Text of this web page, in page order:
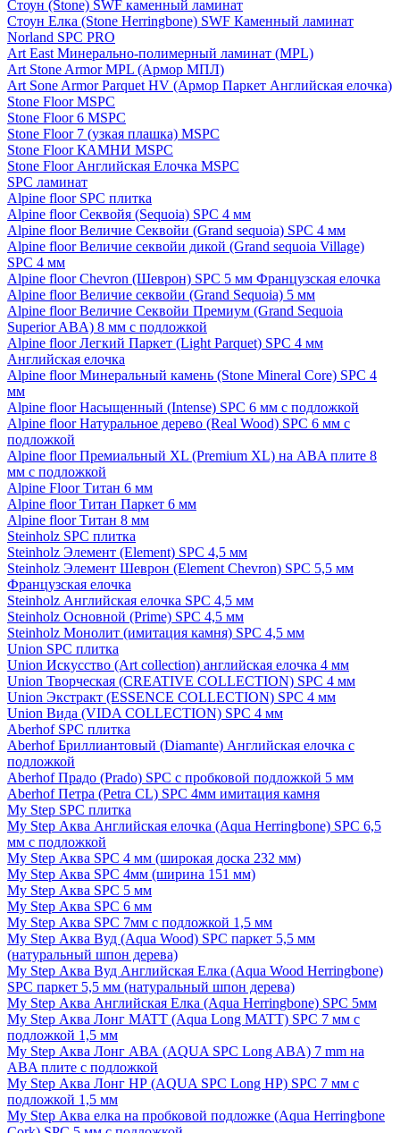
Стоун (Stone) SWF каменный ламинат
Стоун Елка (Stone Herringbone) SWF Каменный ламинат
Norland SPC PRO
Art East Минерально-полимерный ламинат (MPL)
Art Stone Armor MPL (Армор МПЛ)
Art Sone Armor Parquet HV (Армор Паркет Английская елочка)
Stone Floor MSPC
Stone Floor 6 MSPC
Stone Floor 7 (узкая плашка) MSPC
Stone Floor КАМНИ MSPC
Stone Floor Английская Елочка MSPC
SPC ламинат
Alpine floor SPC плитка
Alpine floor Секвойя (Sequoia) SPC 4 мм
Alpine floor Величие Секвойи (Grand sequoia) SPC 4 мм
Alpine floor Величие секвойи дикой (Grand sequoia Village)
SPC 4 мм
Alpine floor Chevron (Шеврон) SPC 5 мм Французская елочка
Alpine floor Величие секвойи (Grand Sequoia) 5 мм
Alpine floor Величие Секвойи Премиум (Grand Sequoia
Superior ABA) 8 мм с подложкой
Alpine floor Легкий Паркет (Light Parquet) SPC 4 мм
Английская елочка
Alpine floor Минеральный камень (Stone Mineral Core) SPC 4
мм
Alpine floor Насыщенный (Intense) SPC 6 мм с подложкой
Alpine floor Натуральное дерево (Real Wood) SPC 6 мм с
подложкой
Alpine floor Премиальный XL (Premium XL) на ABA плите 8
мм с подложкой
Alpine Floor Титан 6 мм
Alpine floor Титан Паркет 6 мм
Alpine floor Титан 8 мм
Steinholz SPC плитка
Steinholz Элемент (Element) SPC 4,5 мм
Steinholz Элемент Шеврон (Element Chevron) SPC 5,5 мм
Французская елочка
Steinholz Английская елочка SPC 4,5 мм
Steinholz Основной (Prime) SPC 4,5 мм
Steinholz Монолит (имитация камня) SPC 4,5 мм
Union SPC плитка
Union Искусство (Art collection) английская елочка 4 мм
Union Творческая (CREATIVE COLLECTION) SPC 4 мм
Union Экстракт (ESSENCE COLLECTION) SPC 4 мм
Union Вида (VIDA COLLECTION) SPC 4 мм
Aberhof SPC плитка
Aberhof Бриллиантовый (Diamante) Английская елочка с
подложкой
Aberhof Прадо (Prado) SPC с пробковой подложкой 5 мм
Aberhof Петра (Petra CL) SPC 4мм имитация камня
My Step SPC плитка
My Step Аква Английская елочка (Aqua Herringbone) SPC 6,5
мм с подложкой
My Step Аква SPC 4 мм (широкая доска 232 мм)
My Step Аква SPC 4мм (ширина 151 мм)
My Step Аква SPC 5 мм
My Step Аква SPC 6 мм
My Step Аква SPC 7мм c подложкой 1,5 мм
My Step Аква Вуд (Aqua Wood) SPC паркет 5,5 мм
(натуральный шпон дерева)
My Step Аква Вуд Английская Елка (Aqua Wood Herringbone)
SPC паркет 5,5 мм (натуральный шпон дерева)
My Step Аква Английская Елка (Aqua Herringbone) SPC 5мм
My Step Аква Лонг MATT (Aqua Long MATT) SPC 7 мм с
подложкой 1,5 мм
My Step Аква Лонг АВА (AQUA SPC Long ABA) 7 mm на
ABA плите с подложкой
My Step Аква Лонг НР (AQUA SPC Long HP) SPC 7 мм с
подложкой 1,5 мм
My Step Аква елка на пробковой подложке (Aqua Herringbone